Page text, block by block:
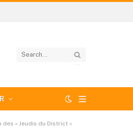
« Jeudis du District »